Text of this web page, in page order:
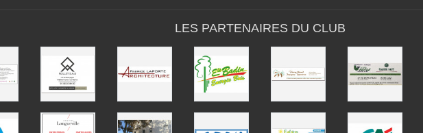
LES PARTENAIRES DU CLUB